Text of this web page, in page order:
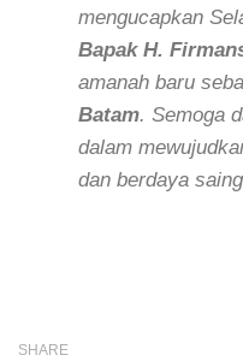
mengucapkan
Bapak H.
amanah baru
Batam. Semoga
dalam
dan berdaya
SHARE